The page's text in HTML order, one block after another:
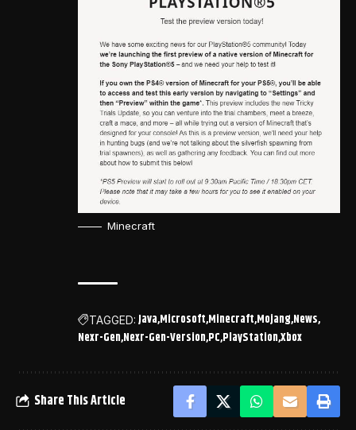
Minecraft
TAGGED: Java Microsoft Minecraft Mojang News
Nexr-Gen Nexr-Gen-Version PC PlayStationXbox
Share This Article